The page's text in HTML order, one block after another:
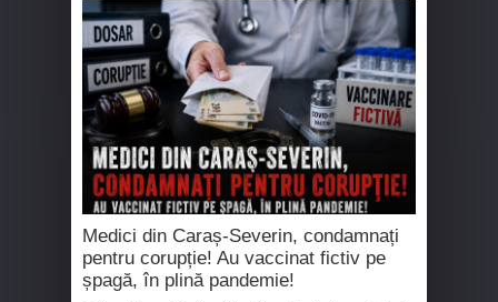
Medici din Caraș-Severin, condamnați
pentru corupție! Au vaccinat fictiv pe
șpagă, în plină pandemie!